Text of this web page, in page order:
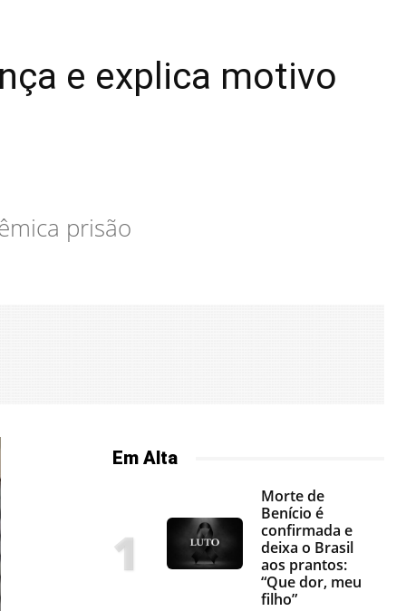
e explica motivo
prisão
Em Alta
Morte de
Benício é
confirmada e
deixa o Brasil
aos prantos:
“Que dor, meu
filho”